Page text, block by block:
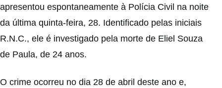
apresentou espontaneamente à Polícia Civil na noite
da última quinta-feira, 28. Identificado pelas iniciais
R.N.C., ele é investigado pela morte de Eliel Souza
de Paula, de 24 anos.
O crime ocorreu no dia 28 de abril deste ano e,